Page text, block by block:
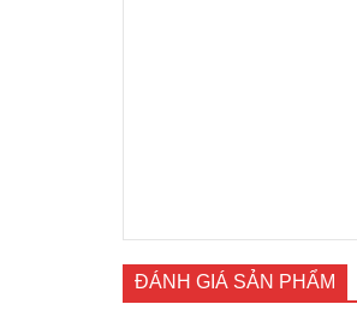
ĐÁNH GIÁ SẢN PHẨM